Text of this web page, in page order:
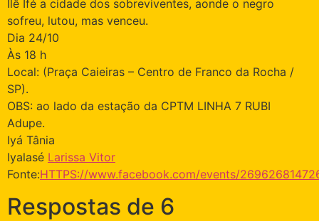
Ilê Ifé a cidade dos sobreviventes, aonde o negro
sofreu, lutou, mas venceu.
Dia 24/10
Às 18 h
Local: (Praça Caieiras – Centro de Franco da Rocha /
SP).
OBS: ao lado da estação da CPTM LINHA 7 RUBI
Adupe.
Iyá Tânia
Iyalasé Larissa Vitor
Fonte:HTTPS://www.facebook.com/events/
Respostas de 6